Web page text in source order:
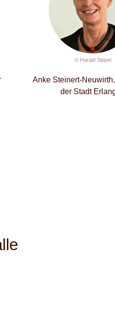
© Harald Sippel
Anke Steinert-
der Stadt